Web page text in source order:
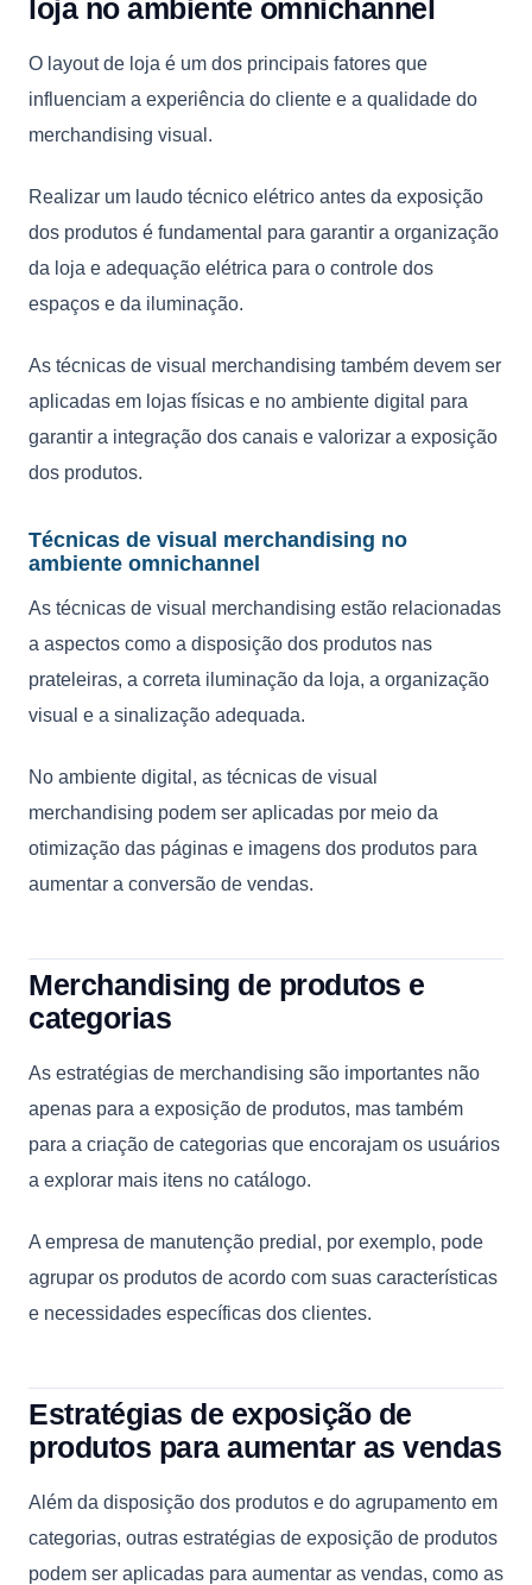
loja no ambiente omnichannel
O layout de loja é um dos principais fatores que
influenciam a experiência do cliente e a qualidade do
merchandising visual.
Realizar um laudo técnico elétrico antes da exposição
dos produtos é fundamental para garantir a organização
da loja e adequação elétrica para o controle dos
espaços e da iluminação.
As técnicas de visual merchandising também devem ser
aplicadas em lojas físicas e no ambiente digital para
garantir a integração dos canais e valorizar a exposição
dos produtos.
Técnicas de visual merchandising no
ambiente omnichannel
As técnicas de visual merchandising estão relacionadas
a aspectos como a disposição dos produtos nas
prateleiras, a correta iluminação da loja, a organização
visual e a sinalização adequada.
No ambiente digital, as técnicas de visual
merchandising podem ser aplicadas por meio da
otimização das páginas e imagens dos produtos para
aumentar a conversão de vendas.
Merchandising de produtos e
categorias
As estratégias de merchandising são importantes não
apenas para a exposição de produtos, mas também
para a criação de categorias que encorajam os usuários
a explorar mais itens no catálogo.
A empresa de manutenção predial, por exemplo, pode
agrupar os produtos de acordo com suas características
e necessidades específicas dos clientes.
Estratégias de exposição de
produtos para aumentar as vendas
Além da disposição dos produtos e do agrupamento em
categorias, outras estratégias de exposição de produtos
podem ser aplicadas para aumentar as vendas, como as